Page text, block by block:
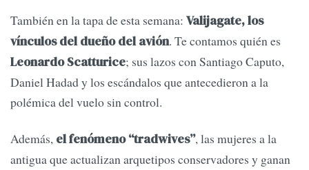
También en la tapa de esta semana: Valijagate, los
vínculos del dueño del avión. Te contamos quién es
Leonardo Scatturice; sus lazos con Santiago Caputo,
Daniel Hadad y los escándalos que antecedieron a la
polémica del vuelo sin control.
Además, el fenómeno “tradwives”, las mujeres a la
antigua que actualizan arquetipos conservadores y ganan